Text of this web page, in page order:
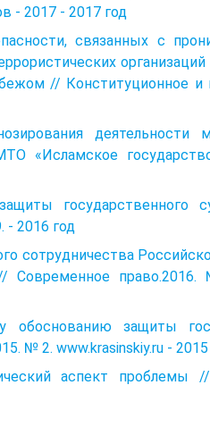
- 2017 - 2017 год
связанных с
// Конституционное и
деятельности
«Исламское
государственного
- 2016 год
сотрудничества
// Современное
защиты
№ 2. www.krasinskiy.ru - 2015
аспект проблемы